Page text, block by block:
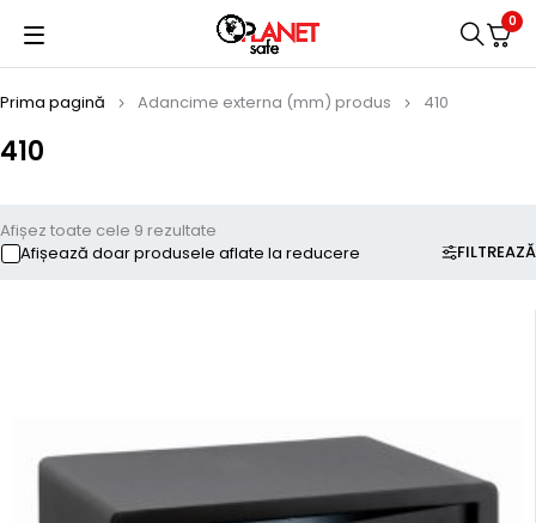
0
410
Prima pagină Adancime externa (mm) produs 410
FILTREAZĂ
Afișez toate cele 9 rezultate
Afișează doar produsele aflate la reducere